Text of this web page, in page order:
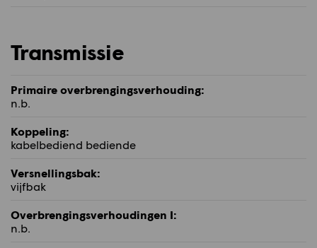
Transmissie
Primaire overbrengingsverhouding:
n.b.
Koppeling:
kabelbediend bediende
Versnellingsbak:
vijfbak
Overbrengingsverhoudingen I:
n.b.